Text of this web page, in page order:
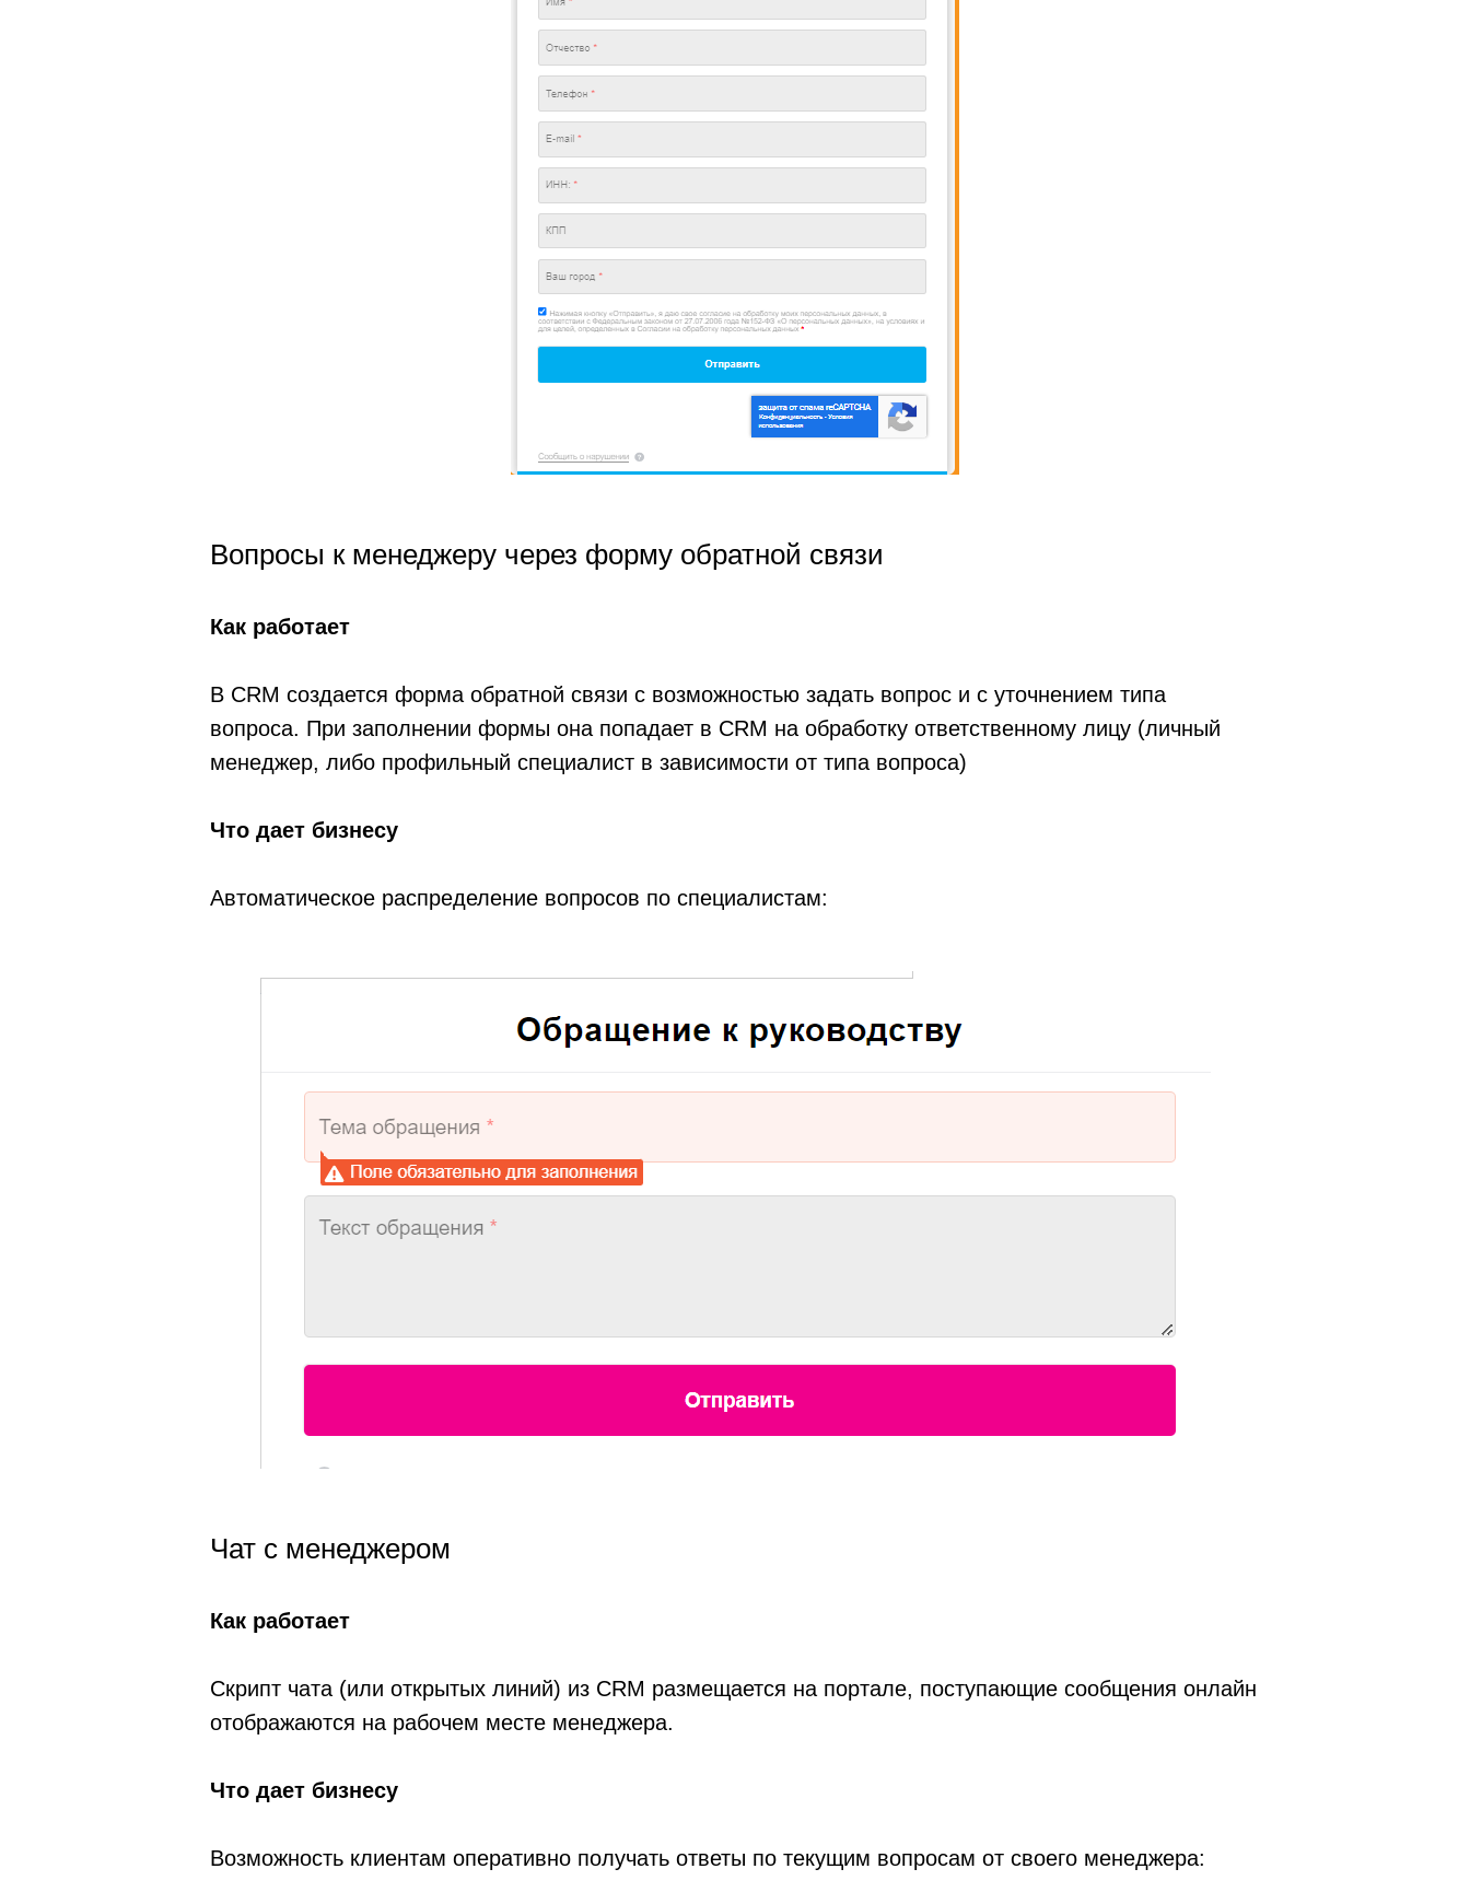
Вопросы к менеджеру через форму обратной связи
Как работает
В CRM создается форма обратной связи с возможностью задать вопрос и с уточнением типа
вопроса. При заполнении формы она попадает в CRM на обработку ответственному лицу (личный
менеджер, либо профильный специалист в зависимости от типа вопроса)
Что дает бизнесу
Автоматическое распределение вопросов по специалистам:
Чат с менеджером
Как работает
Скрипт чата (или открытых линий) из CRM размещается на портале, поступающие сообщения онлайн
отображаются на рабочем месте менеджера.
Что дает бизнесу
Возможность клиентам оперативно получать ответы по текущим вопросам от своего менеджера: